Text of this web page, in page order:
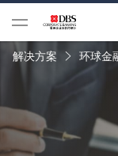
解决方案 环球金